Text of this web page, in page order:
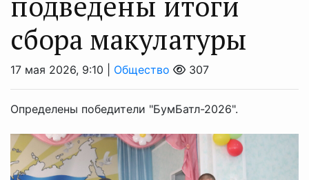
сбора макулатуры
17 мая 2026, 9:10 | Общество 307
Определены победители "БумБатл-2026".